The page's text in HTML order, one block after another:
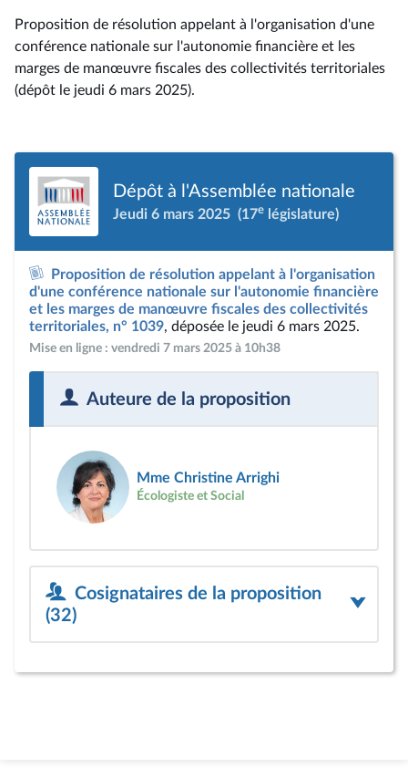
Proposition de résolution appelant à l'organisation d'une
conférence nationale sur l'autonomie financière et les
marges de manœuvre fiscales des collectivités territoriales
(dépôt le jeudi 6 mars 2025).
Dépôt à l'Assemblée nationale
Jeudi 6 mars 2025 (17e législature)
Proposition de résolution appelant à l'organisation
d'une conférence nationale sur l'autonomie financière
et les marges de manœuvre fiscales des collectivités
territoriales, n° 1039, déposée le jeudi 6 mars 2025.
Mise en ligne : vendredi 7 mars 2025 à 10h38
Auteure de la proposition
Mme Christine Arrighi
Écologiste et Social
Cosignataires de la proposition
(32)